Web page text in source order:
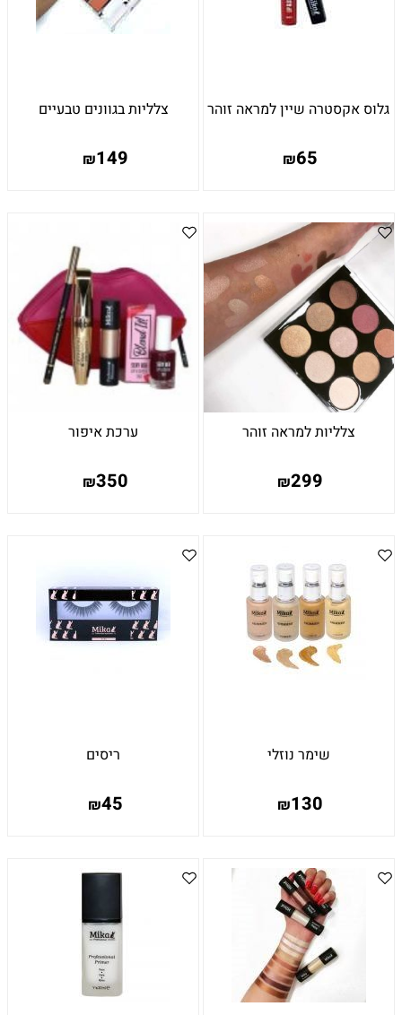
גלוס אקסטרה שיין למראה זוהר
₪65
צלליות בגוונים טבעיים
₪149
צלליות למראה זוהר
₪299
ערכת איפור
₪350
שימר נוזלי
₪130
ריסים
₪45